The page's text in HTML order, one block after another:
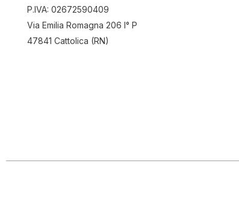
P.IVA: 02672590409
Via Emilia Romagna 206 I° P
47841 Cattolica (RN)